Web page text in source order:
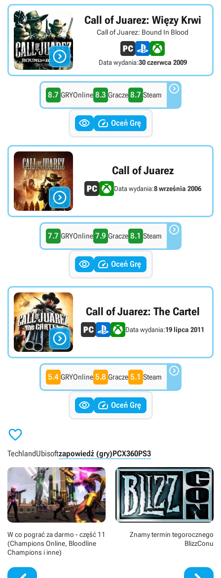

Call of Juarez: Więzy Krwi
Call of Juarez: Bound In Blood
Data wydania:30 czerwca 2009
8.7 GRYOnline 8.3 Gracze 8.7 Steam 
  Oceń Grę

Call of Juarez
Data wydania:8 września 2006
7.7 GRYOnline 7.9 Gracze 8.1 Steam 
  Oceń Grę

Call of Juarez: The Cartel
Data wydania:19 lipca 2011
5.4 GRYOnline 5.8 Gracze 5.1 Steam 
  Oceń Grę

TechlandUbisoftzapowiedź (gry)PCX360PS3
W co pograć za darmo - część 11
(Champions Online, Bloodline
Champions i inne)
Znamy termin tegorocznego
BlizzConu